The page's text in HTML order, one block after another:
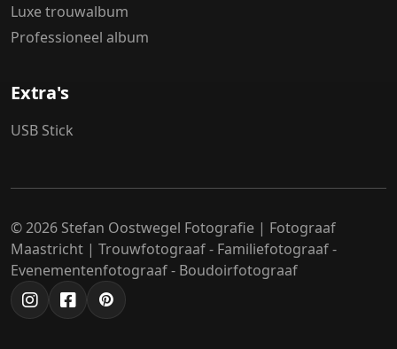
Luxe trouwalbum
Professioneel album
Extra's
USB Stick
© 2026 Stefan Oostwegel Fotografie | Fotograaf
Maastricht | Trouwfotograaf - Familiefotograaf -
Evenementenfotograaf - Boudoirfotograaf